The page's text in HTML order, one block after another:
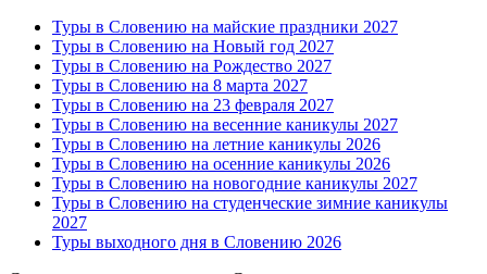
Туры в Словению на майские праздники 2027
Туры в Словению на Новый год 2027
Туры в Словению на Рождество 2027
Туры в Словению на 8 марта 2027
Туры в Словению на 23 февраля 2027
Туры в Словению на весенние каникулы 2027
Туры в Словению на летние каникулы 2026
Туры в Словению на осенние каникулы 2026
Туры в Словению на новогодние каникулы 2027
Туры в Словению на студенческие зимние каникулы
2027
Туры выходного дня в Словению 2026